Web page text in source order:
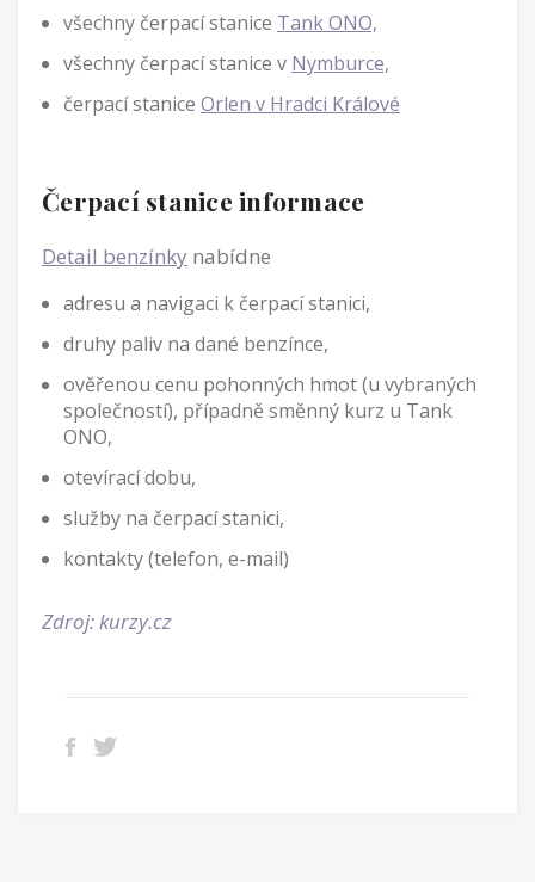
všechny čerpací stanice Tank ONO,
všechny čerpací stanice v Nymburce,
čerpací stanice Orlen v Hradci Králové
Čerpací stanice informace
Detail benzínky nabídne
adresu a navigaci k čerpací stanici,
druhy paliv na dané benzínce,
ověřenou cenu pohonných hmot (u vybraných
společností), případně směnný kurz u Tank
ONO,
otevírací dobu,
služby na čerpací stanici,
kontakty (telefon, e-mail)
Zdroj: kurzy.cz